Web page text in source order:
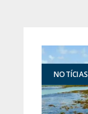
NOTÍCIAS